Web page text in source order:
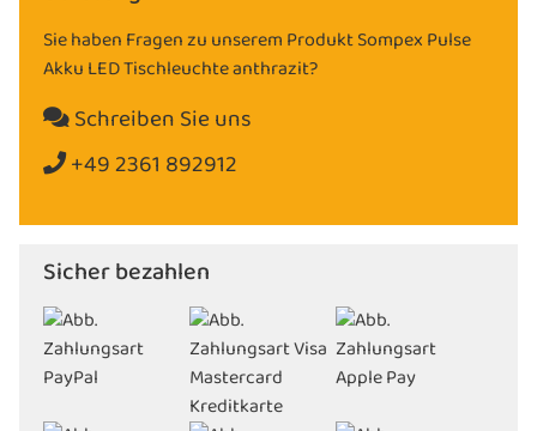
Sie haben Fragen zu unserem Produkt Sompex Pulse
Akku LED Tischleuchte anthrazit?
Schreiben Sie uns
+49 2361 892912
Sicher bezahlen